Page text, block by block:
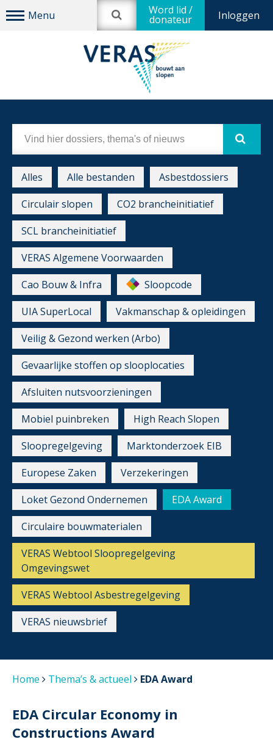
Inloggen
Word lid /
donateur
Alles Alle bestanden
Asbestdossiers
Circulair slopen
CO2 brancheinitiatief
SCL brancheinitiatief
VERAS Algemene Voorwaarden
Cao Bouw & Infra
Sloopcode
UIA SuperLocal
Vakmanschap & opleidingen
Veilig & Gezond werken (Arbo)
Gevaarlijke stoffen op slooplocaties
Afsluiten nutsvoorzieningen
Mobiel puinbreken
High Reach Slopen
Sloopregelgeving
Marktonderzoek EIB
Europese Zaken
Verzekeringen
Loket Gezond Ondernemen
EDA Award
Circulaire bouwmaterialen
VERAS Webtool Sloopregelgeving
Omgevingswet
VERAS Webtool Asbestregelgeving
VERAS nieuwsbrief
Home Thema’s & actueel EDA Award
EDA Circular Economy in
Constructions Award